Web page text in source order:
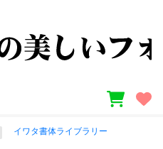
イワタ書体ライブラリー